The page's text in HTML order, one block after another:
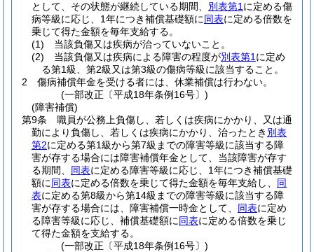
として、その状態が継続している期間、 別表第1 に定める傷
病等級に応じ、1年につき補償基礎額に同表に定める倍数を
乗じて得た金額を毎年支給する。
(1)
当該負傷又は疾病が治っていないこと。
(2)
当該負傷又は疾病による障害の程度が別表第1 に定め
る第1級、第2級又は第3級の傷病等級に該当すること。
2
傷病補償年金を受ける者には、休業補償は行わない。
(一部改正〔平成18年条例16号〕)
(障害補償)
第9条
職員が公務上負傷し、若しくは疾病にかかり、又は通
勤により負傷し、若しくは疾病にかかり、治ったとき 別表
第2に定める第1級から第7級までの障害等級に該当する障
害が存する場合には障害補償年金として、当該障害が存す
る期間、 同表に定める障害等級に応じ、1年につき補償基礎
額に同表に定める倍数を乗じて得た金額を毎年支給し、 同
表に定める第8級から第14級までの障害等級に該当する障
害が存する場合には、障害補償一時金として、 同表に定め
る障害等級に応じ、補償基礎額に同表に定める倍数を乗じ
て得た金額を支給する。
(一部改正〔平成18年条例16号〕)